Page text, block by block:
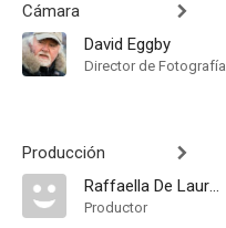
Cámara
David Eggby
Director de Fotografía
Producción
Raffaella De Laurentiis
Productor